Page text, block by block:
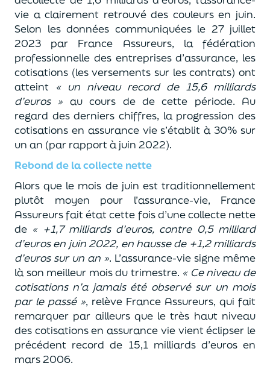
vie a clairement retrouvé des couleurs en juin.
Selon les données communiquées le 27 juillet
2023 par France Assureurs, la fédération
professionnelle des entreprises d’assurance, les
cotisations (les versements sur les contrats) ont
atteint « un niveau record de 15,6 milliards
d’euros » au cours de de cette période. Au
regard des derniers chiffres, la progression des
cotisations en assurance vie s’établit à 30% sur
un an (par rapport à juin 2022).
Rebond de la collecte nette
Alors que le mois de juin est traditionnellement
plutôt moyen pour l’assurance-vie, France
Assureurs fait état cette fois d’une collecte nette
de « +1,7 milliards d’euros, contre 0,5 milliard
d’euros en juin 2022, en hausse de +1,2 milliards
d’euros sur un an ». L’assurance-vie signe même
là son meilleur mois du trimestre. « Ce niveau de
cotisations n’a jamais été observé sur un mois
par le passé », relève France Assureurs, qui fait
remarquer par ailleurs que le très haut niveau
des cotisations en assurance vie vient éclipser le
précédent record de 15,1 milliards d’euros en
mars 2006.